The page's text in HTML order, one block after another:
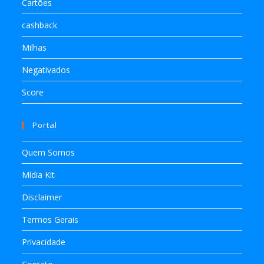
Cartões
cashback
Milhas
Negativados
Score
Portal
Quem Somos
Mídia Kit
Disclaimer
Termos Gerais
Privacidade